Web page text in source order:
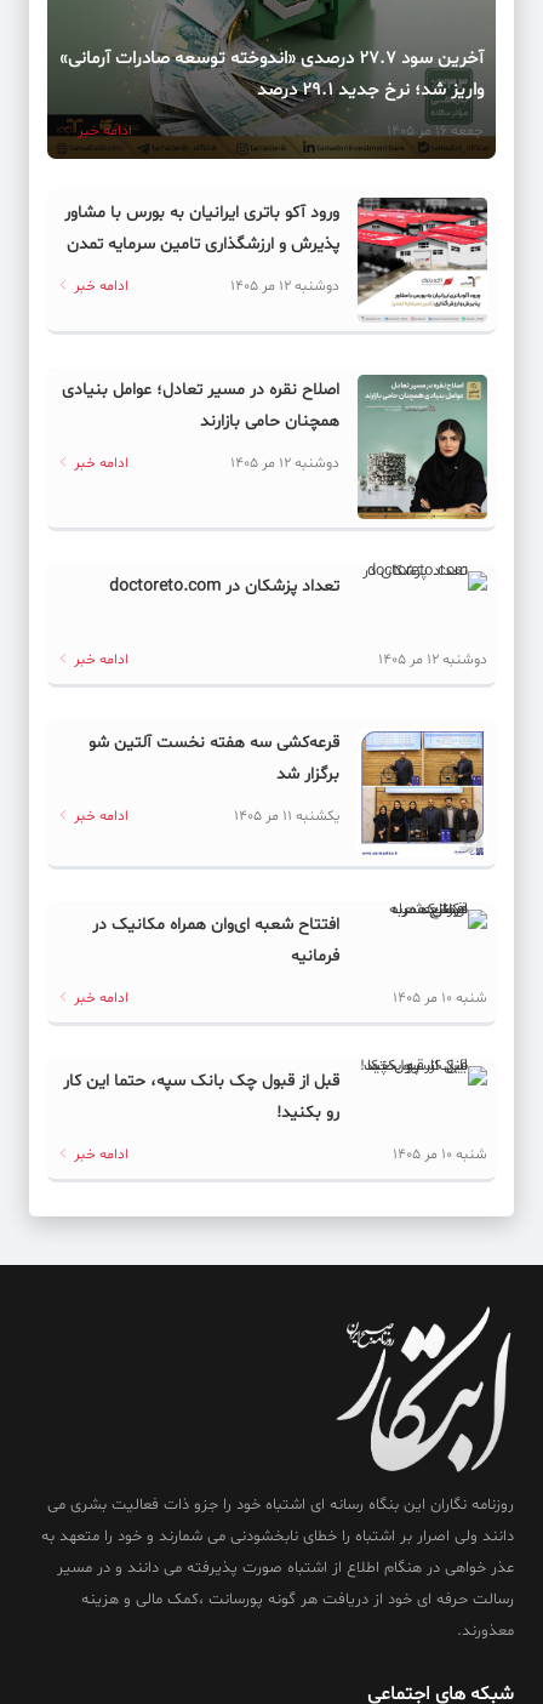
آخرین سود ۲۷.۷ درصدی «اندوخته توسعه صادرات آرمانی»
واریز شد؛ نرخ جدید ۲۹.۱ درصد
جمعه 16 مر 1405 ادامه خبر
ورود آکو باتری ایرانیان به بورس با مشاور
پذیرش و ارزشگذاری تامین سرمایه تمدن
دوشنبه 12 مر 1405 ادامه خبر
اصلاح نقره در مسیر تعادل؛ عوامل بنیادی
همچنان حامی بازارند
دوشنبه 12 مر 1405 ادامه خبر
تعداد پزشکان در doctoreto.com
دوشنبه 12 مر 1405 ادامه خبر
قرعه‌کشی سه هفته نخست آلتین شو
برگزار شد
یکشنبه 11 مر 1405 ادامه خبر
افتتاح شعبه ای‌وان همراه مکانیک در
فرمانیه
شنبه 10 مر 1405 ادامه خبر
قبل از قبول چک بانک سپه، حتما این کار
رو بکنید!
شنبه 10 مر 1405 ادامه خبر
روزنامه نگاران این بنگاه رسانه ای اشتباه خود را جزو ذات فعالیت بشری می
دانند ولی اصرار بر اشتباه را خطای نابخشودنی می شمارند و خود را متعهد به
عذر خواهی در هنگام اطلاع از اشتباه صورت پذیرفته می دانند و در مسیر
رسالت حرفه ای خود از دریافت هر گونه پورسانت ،کمک مالی و هزینه
معذورند.
شبکه های اجتماعی